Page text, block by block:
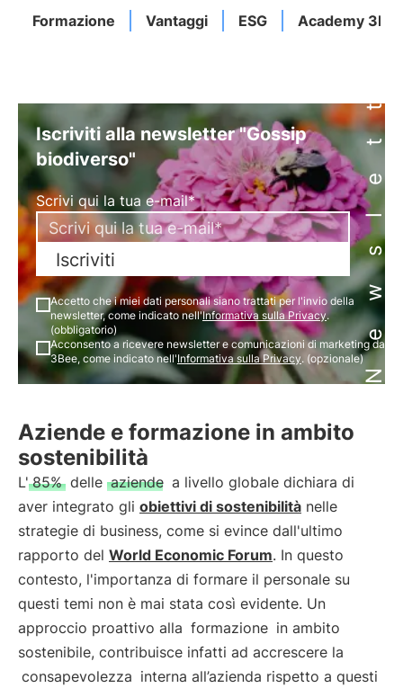
Formazione Vantaggi ESG AcademyNewsletter
Iscriviti alla newsletter "Gossip
biodiverso"
Scrivi qui la tua e-mail*
Iscriviti
Accetto che i miei dati personali siano trattati per l'invio della
newsletter, come indicato nell'Informativa sulla Privacy.
(obbligatorio)
Acconsento a ricevere newsletter e comunicazioni di marketing da
3Bee, come indicato nell'Informativa sulla Privacy. (opzionale)
Aziende e formazione in ambito
sostenibilità
L' 85% delle aziende a livello globale dichiara di
aver integrato gli obiettivi di sostenibilità nelle
strategie di business, come si evince dall'ultimo
rapporto del World Economic Forum. In questo
contesto, l'importanza di formare il personale su
questi temi non è mai stata così evidente. Un
approccio proattivo alla formazione in ambito
sostenibile, contribuisce infatti ad accrescere la
consapevolezza interna all’azienda rispetto a questi